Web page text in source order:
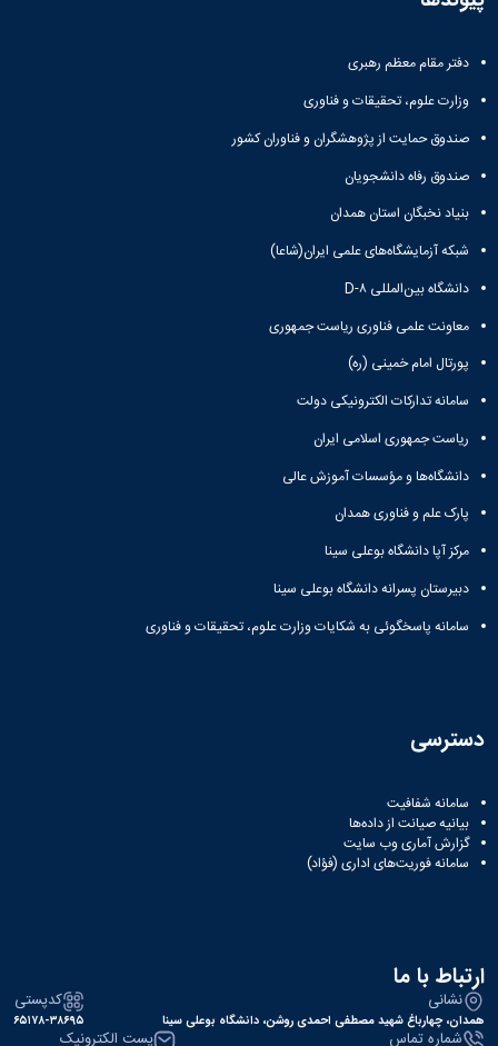
دفتر مقام معظم رهبری
وزارت علوم، تحقیقات و فناوری
صندوق حمایت از پژوهشگران و فناوران کشور
صندوق رفاه دانشجویان
بنیاد نخبگان استان همدان
شبکه آزمایشگاه‌های علمی ایران(شاعا)
دانشگاه بین‌المللی D-۸
معاونت علمی فناوری ریاست جمهوری
پورتال امام خمینی (ره)
سامانه تدارکات الکترونیکی دولت
ریاست جمهوری اسلامی ایران
دانشگاه‌ها و مؤسسات آموزش عالی
پارک علم و فناوری همدان
مرکز آپا دانشگاه بوعلی سینا
دبیرستان پسرانه دانشگاه بوعلی سینا
سامانه پاسخگوئی به شکایات وزارت علوم، تحقیقات و فناوری
دسترسی
سامانه شفافیت
بیانیه صیانت از داده‌ها
گزارش آماری وب‌ سایت
سامانه فوریت‌های اداری (فؤاد)
ارتباط با ما
نشانی
همدان، چهارباغ شهید مصطفی احمدی روشن، دانشگاه بوعلی سینا
کدپستی
۶۵۱۷۸-۳۸۶۹۵
شماره تماس پست الکترونیک